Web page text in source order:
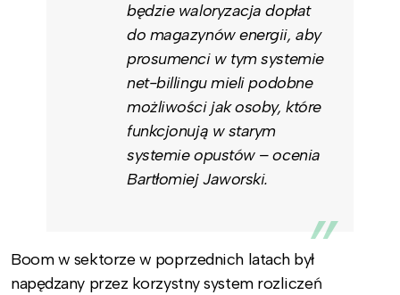
będzie waloryzacja dopłat
do magazynów energii, aby
prosumenci w tym systemie
net-billingu mieli podobne
możliwości jak osoby, które
funkcjonują w starym
systemie opustów – ocenia
Bartłomiej Jaworski.
Boom w sektorze w poprzednich latach był
napędzany przez korzystny system rozliczeń